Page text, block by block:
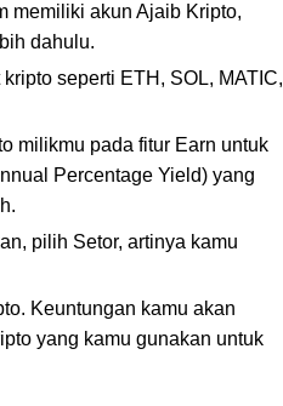
memiliki akun Ajaib Kripto,
dahulu.
seperti ETH, SOL, MATIC,
milikmu pada fitur Earn untuk
Percentage Yield) yang
pilih Setor, artinya kamu
Keuntungan kamu akan
yang kamu gunakan untuk